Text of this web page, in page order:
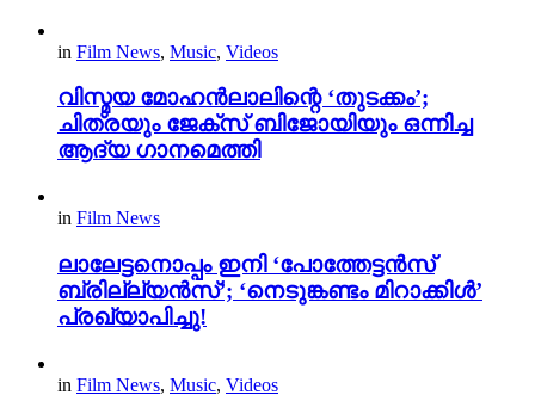
in Film News, Music, Videos
വിസ്മയ മോഹൻലാലിന്റെ ‘തുടക്കം’;
ചിത്രയും ജേക്സ് ബിജോയിയും ഒന്നിച്ച
ആദ്യ ഗാനമെത്തി
in Film News
ലാലേട്ടനൊപ്പം ഇനി ‘പോത്തേട്ടൻസ്
ബ്രില്ല്യൻസ്’; ‘നെടുങ്കണ്ടം മിറാക്കിൾ’
പ്രഖ്യാപിച്ചു!
in Film News, Music, Videos